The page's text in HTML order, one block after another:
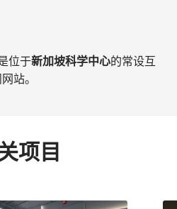
位于新加坡科学中心的常设互
站。
项目